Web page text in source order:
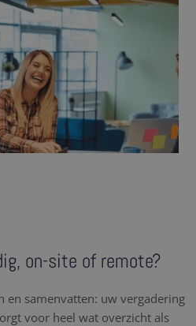
on-site of remote?
en samenvatten: uw vergadering
voor heel wat overzicht als